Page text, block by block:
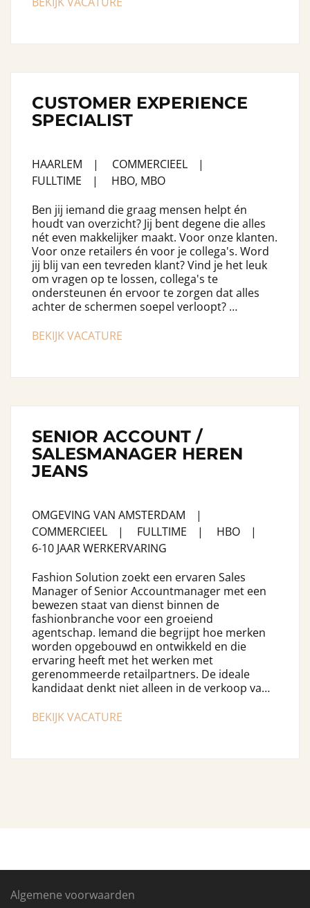
CUSTOMER EXPERIENCE
SPECIALIST
HAARLEM
COMMERCIEEL
FULLTIME
HBO, MBO
Ben jij iemand die graag mensen helpt én
houdt van overzicht? Jij bent degene die alles
nét even makkelijker maakt. Voor onze klanten.
Voor onze retailers én voor je collega's. Word
jij blij van een tevreden klant? Vind je het leuk
om vragen op te lossen, collega's te
ondersteunen én ervoor te zorgen dat alles
achter de schermen soepel verloopt? …
BEKIJK VACATURE
SENIOR ACCOUNT /
SALESMANAGER HEREN
JEANS
OMGEVING VAN AMSTERDAM
COMMERCIEEL
FULLTIME
HBO
6-10 JAAR WERKERVARING
Fashion Solution zoekt een ervaren Sales
Manager of Senior Accountmanager met een
bewezen staat van dienst binnen de
fashionbranche voor een groeiend
agentschap. Iemand die begrijpt hoe merken
worden opgebouwd en ontwikkeld en die
ervaring heeft met het werken met
gerenommeerde retailpartners. De ideale
kandidaat denkt niet alleen in de verkoop va…
BEKIJK VACATURE
Algemene voorwaarden